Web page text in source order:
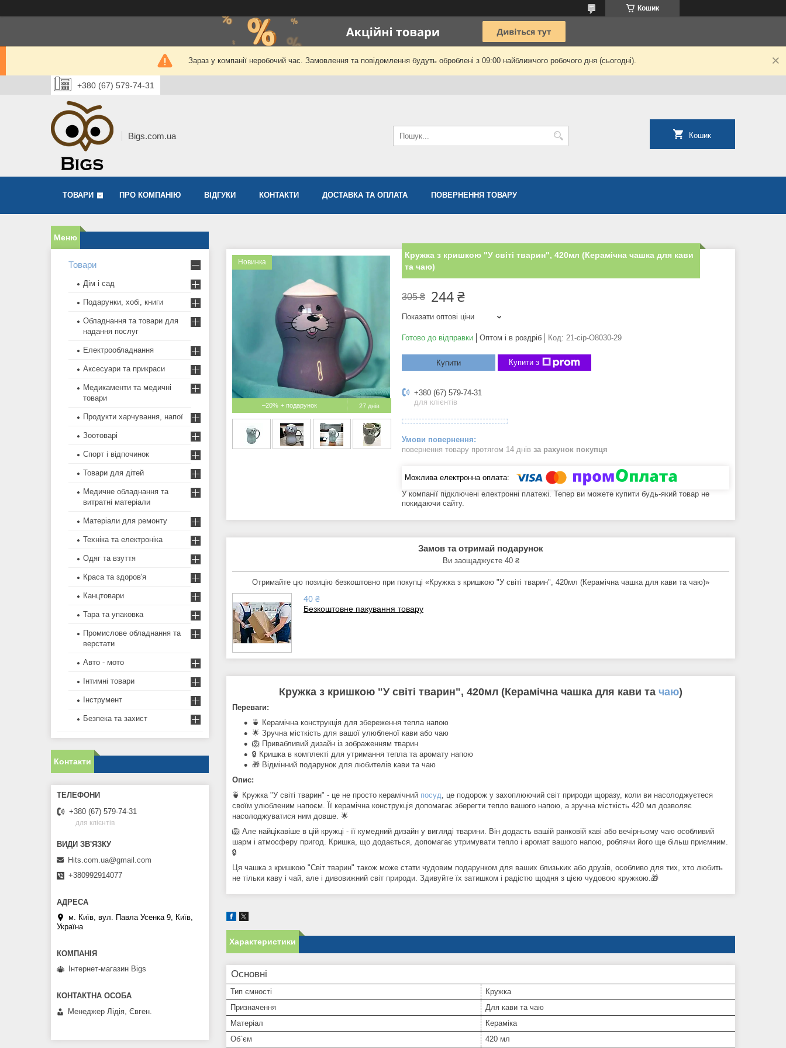
Кошик
Зараз у компанії неробочий час. Замовлення та повідомлення будуть оброблені з 09:00 найближчого робочого дня (сьогодні).
+380 (67) 579-74-31
Bigs.com.ua Кошик
ТОВАРИ ПРО КОМПАНІЮ ВІДГУКИ КОНТАКТИ ДОСТАВКА ТА ОПЛАТА ПОВЕРНЕННЯ ТОВАРУ
–20% 27 днів
Новинка
Кружка з кришкою "У світі тварин", 420мл (Керамічна чашка для кави
та чаю)
305 ₴ 244 ₴
Показати оптові ціни
Готово до відправки Оптом і в роздріб Код: 21-сір-О8030-29
Купити Купити з
+380 (67) 579-74-31
для клієнтів
повернення товару протягом 14 днів за рахунок покупця
У компанії підключені електронні платежі. Тепер ви можете купити будь-який товар не
покидаючи сайту.
Замов та отримай подарунок
Ви заощаджуєте 40 ₴
Отримайте цю позицію безкоштовно при покупці «Кружка з кришкою "У світі тварин", 420мл (Керамічна чашка для кави та чаю)»
40 ₴
Безкоштовне пакування товару
Кружка з кришкою "У світі тварин", 420мл (Керамічна чашка для кави та чаю)
Переваги:
🍵 Керамічна конструкція для збереження тепла напою
🌟 Зручна місткість для вашої улюбленої кави або чаю
🦁 Привабливий дизайн із зображенням тварин
🔒 Кришка в комплекті для утримання тепла та аромату напою
🎁 Відмінний подарунок для любителів кави та чаю
Опис:
🍵 Кружка "У світі тварин" - це не просто керамічний посуд, це подорож у захоплюючий світ природи щоразу, коли ви насолоджуєтеся
своїм улюбленим напоєм. Її керамічна конструкція допомагає зберегти тепло вашого напою, а зручна місткість 420 мл дозволяє
насолоджуватися ним довше. 🌟
🦁 Але найцікавіше в цій кружці - її кумедний дизайн у вигляді тварини. Він додасть вашій ранковій каві або вечірньому чаю особливий
шарм і атмосферу пригод. Кришка, що додається, допомагає утримувати тепло і аромат вашого напою, роблячи його ще більш приємним.
🔒
Ця чашка з кришкою "Світ тварин" також може стати чудовим подарунком для ваших близьких або друзів, особливо для тих, хто любить
не тільки каву і чай, але і дивовижний світ природи. Здивуйте їх затишком і радістю щодня з цією чудовою кружкою.🎁
Характеристики
Основні
Тип ємності
Кружка
Призначення
Для кави та чаю
Матеріал
Кераміка
Об`єм
420 мл
Товари
Дім і сад
Подарунки, хобі, книги
Обладнання та товари для
надання послуг
Електрообладнання
Аксесуари та прикраси
Медикаменти та медичні
товари
Продукти харчування, напої
Зоотоварі
Спорт і відпочинок
Товари для дітей
Медичне обладнання та
витратні матеріали
Матеріали для ремонту
Техніка та електроніка
Одяг та взуття
Краса та здоров'я
Канцтовари
Тара та упаковка
Промислове обладнання та
верстати
Авто - мото
Інтимні товари
Інструмент
Безпека та захист
Контакти
+380 (67) 579-74-31
для клієнтів
Hits.com.ua@gmail.com
+380992914077
м. Київ, вул. Павла Усенка 9, Київ,
Україна
Інтернет-магазин Bigs
Менеджер Лідія, Євген.